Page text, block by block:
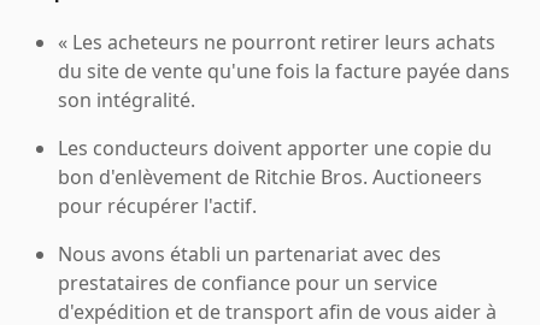
« Les acheteurs ne pourront retirer leurs achats
du site de vente qu'une fois la facture payée dans
son intégralité.
Les conducteurs doivent apporter une copie du
bon d'enlèvement de Ritchie Bros. Auctioneers
pour récupérer l'actif.
Nous avons établi un partenariat avec des
prestataires de confiance pour un service
d'expédition et de transport afin de vous aider à